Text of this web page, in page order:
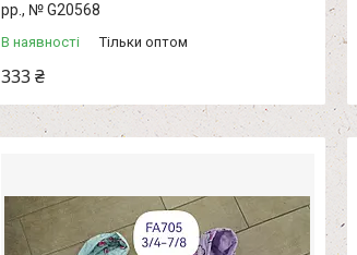
рр., № G20568
В наявності Тільки оптом
333 ₴